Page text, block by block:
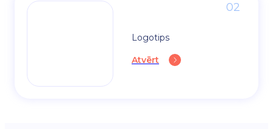
02
Logotips
Atvērt